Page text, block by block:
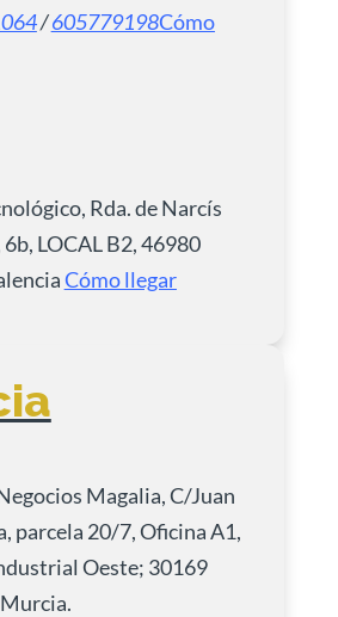
/605779198Cómo
Rda. de Narcís
LOCAL B2, 46980
Cómo llegar
Magalia, C/Juan
parcela 20/7, Oficina A1,
Oeste; 30169